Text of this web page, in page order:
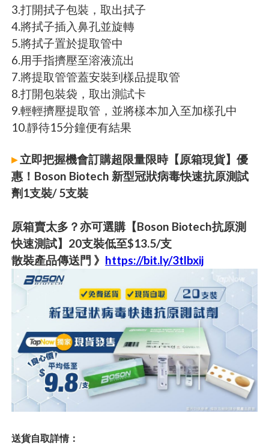
3.打開拭子包裝，取出拭子
4.將拭子插入鼻孔並旋轉
5.將拭子置於提取管中
6.用手指擠壓至溶液流出
7.將提取管管蓋安裝到樣品提取管
8.打開包裝袋，取出測試卡
9.輕輕擠壓提取管，並將樣本加入至加樣孔中
10.靜待15分鐘便有結果
▸立即把握機會訂購超限量限時【原箱現貨】優
惠！Boson Biotech 新型冠狀病毒快速抗原測試
劑1支裝/ 5支裝
原箱賣太多？亦可選購【Boson Biotech抗原測
快速測試】20支裝低至$13.5/支
散裝產品傳送門 》 https://bit.ly/3tlbxij
送貨自取詳情：